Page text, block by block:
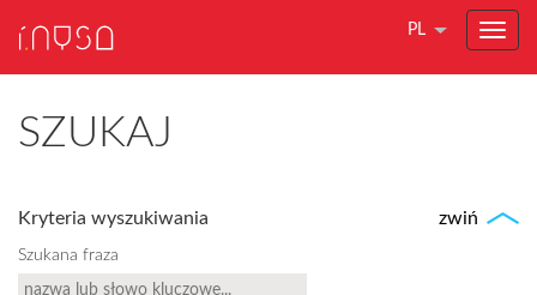
PL
SZUKAJ
zwiń
Kryteria wyszukiwania
Szukana fraza